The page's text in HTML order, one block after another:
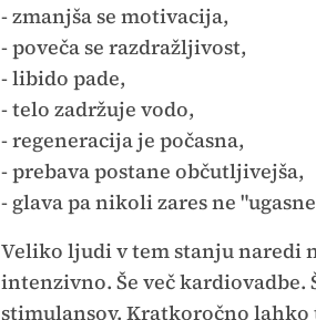
- zmanjša se motivacija,
- poveča se razdražljivost,
- libido pade,
- telo zadržuje vodo,
- regeneracija je počasna,
- prebava postane občutljivejša,
- glava pa nikoli zares ne
Veliko ljudi v tem stanju naredi
intenzivno. Še več kardiovadbe.
stimulansov. Kratkoročno lahko